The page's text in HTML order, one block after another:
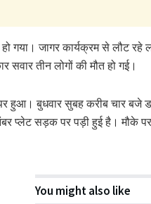
गया। जागर कार्यक्रम से लौट रहे
सवार तीन लोगों की मौत हो गई।
हुआ। बुधवार सुबह करीब चार बजे
प्लेट सड़क पर पड़ी हुई है। मौके
You might also like